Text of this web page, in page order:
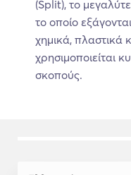
(Split), το
το οποίο
χημικά, πλαστικά
χρησιμοποιείται
σκοπούς.